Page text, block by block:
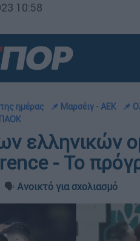
10:58
ημέρας 📌 Μαρσέιγ - ΑΕΚ
📌
ΠΑΟΚ
ελληνικών
- Το
🗣️ Ανοικτό για σχολιασμό